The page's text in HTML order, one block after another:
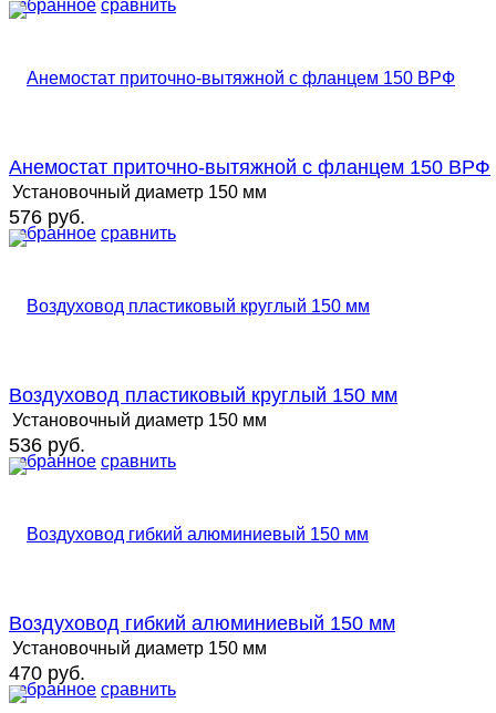
избранное сравнить
избранное сравнить
Анемостат приточно-вытяжной с фланцем 150 ВРФ
Установочный диаметр 150 мм
576 руб.
избранное сравнить
Воздуховод пластиковый круглый 150 мм
Установочный диаметр 150 мм
536 руб.
избранное сравнить
Воздуховод гибкий алюминиевый 150 мм
Установочный диаметр 150 мм
470 руб.